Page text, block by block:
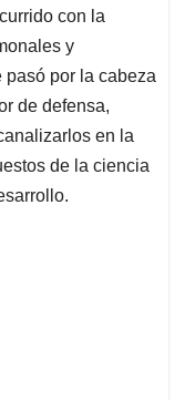
con la
y
por la cabeza
de defensa,
en la
de la ciencia